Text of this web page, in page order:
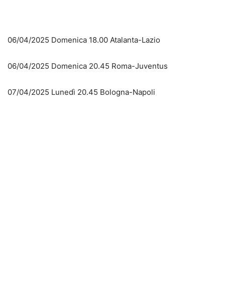
06/04/2025 Domenica 18.00 Atalanta-Lazio
06/04/2025 Domenica 20.45 Roma-Juventus
07/04/2025 Lunedì 20.45 Bologna-Napoli